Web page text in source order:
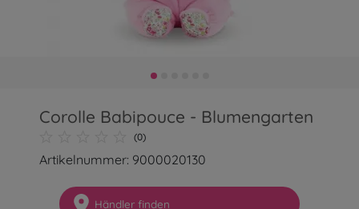
Corolle Babipouce - Blumengarten
(0)
Artikelnummer: 9000020130
Händler finden